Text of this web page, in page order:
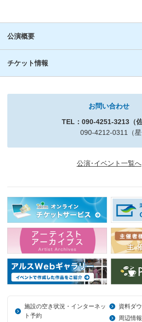
公演概要
チケット情報
お問い合わせ
TEL：090-4251-3213（佐
090-4212-0311（星
公演･イベント一覧へ
施設の空き状況・インターネッ
ト予約
資料ダ
周辺情報